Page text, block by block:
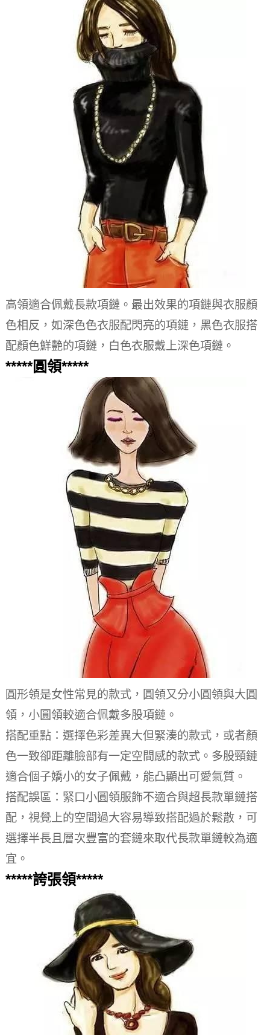
高領適合佩戴長款項鏈。最出效果的項鏈與衣服顏
色相反，如深色色衣服配閃亮的項鏈，黑色衣服搭
配顏色鮮艷的項鏈，白色衣服戴上深色項鏈。
*****圓領*****
圓形領是女性常見的款式，圓領又分小圓領與大圓
領，小圓領較適合佩戴多股項鏈。
搭配重點：選擇色彩差異大但緊湊的款式，或者顏
色一致卻距離臉部有一定空間感的款式。多股頸鏈
適合個子嬌小的女子佩戴，能凸顯出可愛氣質。
搭配誤區：緊口小圓領服飾不適合與超長款單鏈搭
配，視覺上的空間過大容易導致搭配過於鬆散，可
選擇半長且層次豐富的套鏈來取代長款單鏈較為適
宜。
*****誇張領*****